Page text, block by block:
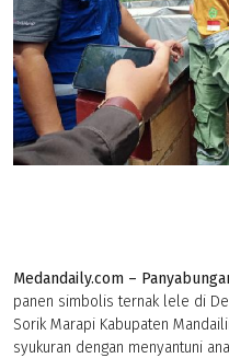
Medandaily.com –
panen simbolis ternak lele di
Sorik Marapi Kabupaten
syukuran dengan menyantuni